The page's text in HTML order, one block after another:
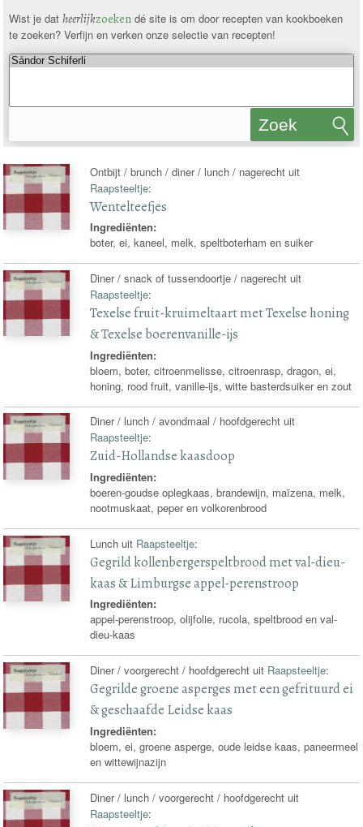
Wist je dat heerlijkzoekendé site is om door recepten van kookboeken
te zoeken? Verfijn en verken onze selectie van recepten!
Zoek
Ontbijt / brunch / diner / lunch / nagerecht uit
Raapsteeltje:
Wentelteefjes
Ingrediënten:
boter, ei, kaneel, melk, speltboterham en suiker
Diner / snack of tussendoortje / nagerecht uit
Raapsteeltje:
Texelse fruit-kruimeltaart met Texelse honing
& Texelse boerenvanille-ijs
Ingrediënten:
bloem, boter, citroenmelisse, citroenrasp, dragon, ei,
honing, rood fruit, vanille-ijs, witte basterdsuiker en zout
Diner / lunch / avondmaal / hoofdgerecht uit
Raapsteeltje:
Zuid-Hollandse kaasdoop
Ingrediënten:
boeren-goudse oplegkaas, brandewijn, maïzena, melk,
nootmuskaat, peper en volkorenbrood
Lunch uit Raapsteeltje:
Gegrild kollenbergerspeltbrood met val-dieu-
kaas & Limburgse appel-perenstroop
Ingrediënten:
appel-perenstroop, olijfolie, rucola, speltbrood en val-
dieu-kaas
Diner / voorgerecht / hoofdgerecht uit Raapsteeltje:
Gegrilde groene asperges met een gefrituurd ei
& geschaafde Leidse kaas
Ingrediënten:
bloem, ei, groene asperge, oude leidse kaas, paneermeel
en wittewijnazijn
Diner / lunch / voorgerecht / hoofdgerecht uit
Raapsteeltje: